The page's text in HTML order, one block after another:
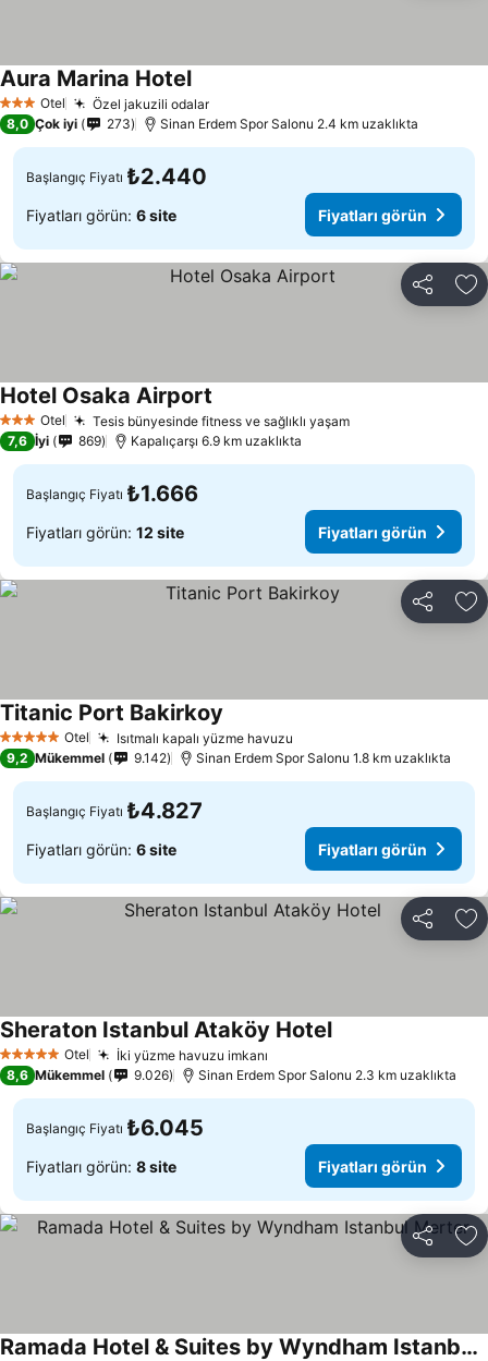
3 YıldızOtel Özel jakuzili odalarFiyatları görün
Aura Marina HotelFiyatları görün
8,0 Çok iyi 273 Sinan Erdem Spor Salonu 2.4 km uzaklıkta
Başlangıç Fiyatı ₺2.440
Fiyatları görün: 6 site Fiyatları görün
Paylaş
3 YıldızOtel Tesis bünyesinde fitness ve sağlıklı yaşamFiyatları görün
Hotel Osaka Airport
7,6 İyi 869 Kapalıçarşı 6.9 km uzaklıkta
Başlangıç Fiyatı ₺1.666
Fiyatları görün: 12 site Fiyatları görün
Paylaş
5 Yıldız Otel Isıtmalı kapalı yüzme havuzu
Titanic Port Bakirkoy
9,2 Mükemmel 9.142 Sinan Erdem Spor Salonu 1.8 km uzaklıkta
Başlangıç Fiyatı ₺4.827
Fiyatları görün: 6 site Fiyatları görün
Paylaş
5 Yıldız Otel İki yüzme havuzu imkanı
Sheraton Istanbul Ataköy HotelFiyatları görün
8,6 Mükemmel 9.026 Sinan Erdem Spor Salonu 2.3 km uzaklıkta
Başlangıç Fiyatı ₺6.045
Fiyatları görün: 8 site Fiyatları görün
Paylaş
Ramada Hotel & Suites by Wyndham Istanbul Merter